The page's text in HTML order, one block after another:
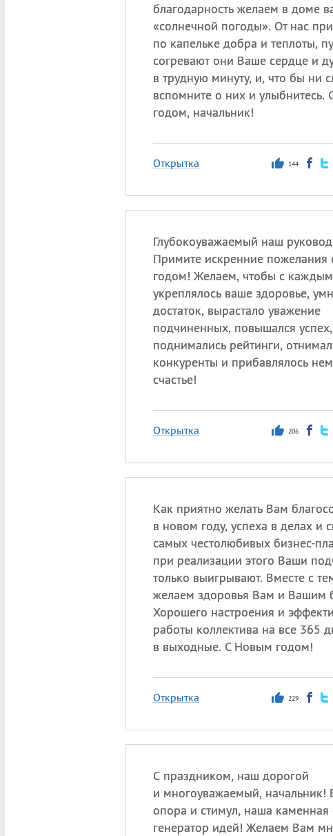
благодарность желаем в доме
«солнечной погоды». От нас
по капельке добра и теплоты,
согревают они Ваше сердце и
в трудную минуту, и, что бы ни
вспомните о них и улыбнитесь.
годом, начальник!
Открытка 144
Глубокоуважаемый наш
Примите искренние
годом! Желаем, чтобы с
укреплялось ваше здоровье,
достаток, вырастало уважение
подчиненных, повышался успех,
поднимались рейтинги,
конкуренты и прибавлялось
счастье!
Открытка 206
Как приятно желать Вам
в новом году, успеха в делах и
самых честолюбивых бизнес-
при реализации этого Ваши
только выигрывают. Вместе с
желаем здоровья Вам и Вашим
Хорошего настроения и
работы коллектива на все 365
в выходные. С Новым годом!
Открытка 229
С праздником, наш дорогой
и многоуважаемый, начальник!
опора и стимул, наша каменная
генератор идей! Желаем Вам